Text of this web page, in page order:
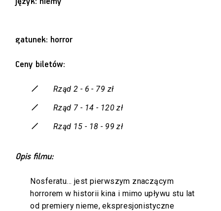
gatunek: horror
Ceny biletów:
Rząd 2 - 6 - 79 zł
Rząd 7 - 14 - 120 zł
Rząd 15 - 18 - 99 zł
Opis filmu:
Nosferatu... jest pierwszym znaczącym
horrorem w historii kina i mimo upływu stu lat
od premiery nieme, ekspresjonistyczne